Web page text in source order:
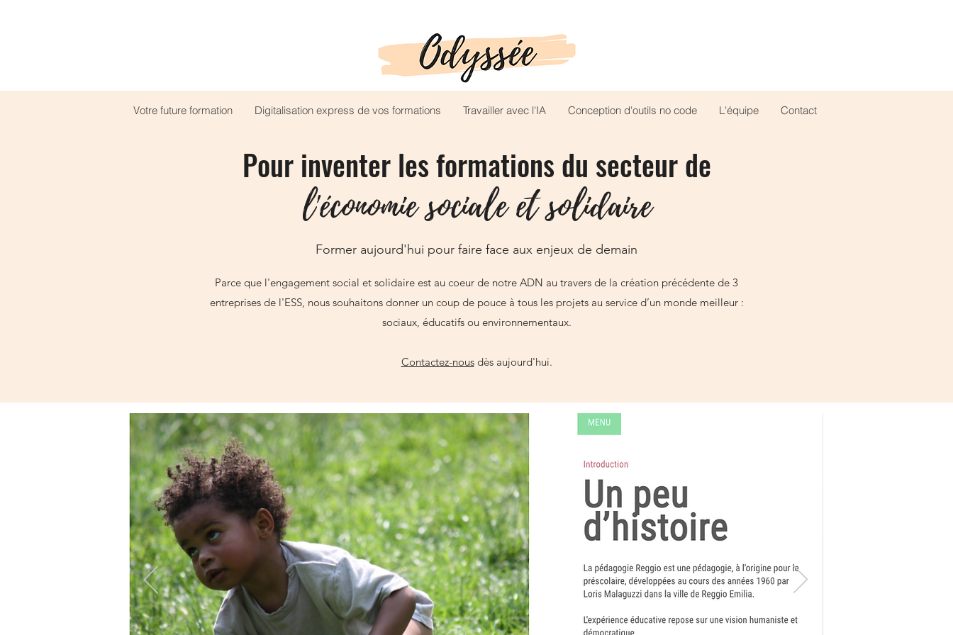
Votre future formation Digitalisation express de vos formations Travailler avec l'IA Conception d'outils no code L'équipe Contact
Pour inventer les formations du secteur de
l'économie sociale et solidaire
Former aujourd'hui pour faire face aux enjeux de demain
Parce que l'engagement social et solidaire est au coeur de notre ADN au travers de la création précédente de 3
entreprises de l'ESS, nous souhaitons donner un coup de pouce à tous les projets au service d’un monde meilleur :
sociaux, éducatifs ou environnementaux.
Contactez-nousdès aujourd'hui.